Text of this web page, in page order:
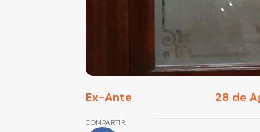
Ex-Ante 28 de
COMPARTIR